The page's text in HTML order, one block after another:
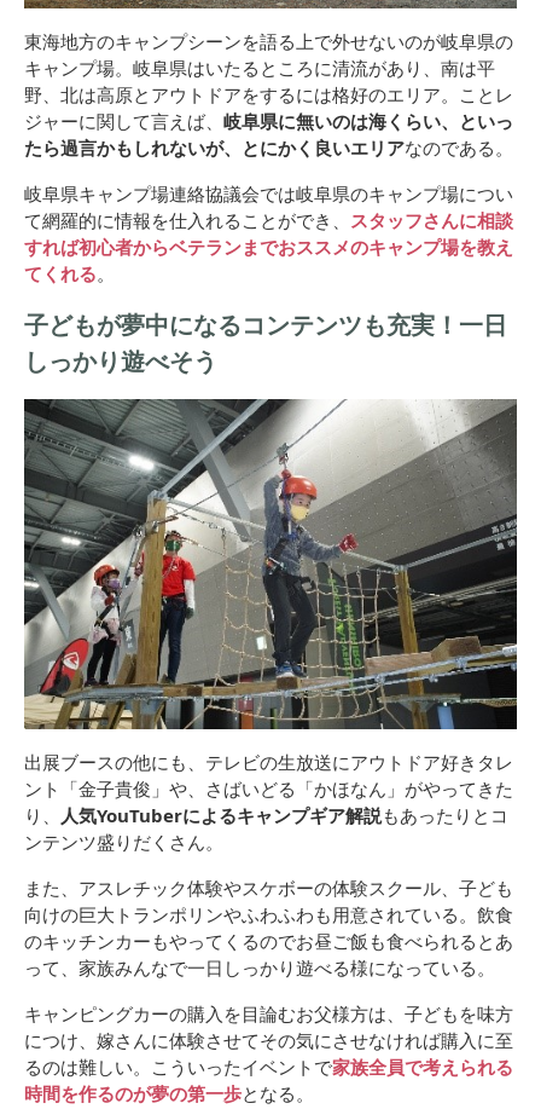
東海地方のキャンプシーンを語る上で外せないのが岐阜県の
キャンプ場。岐阜県はいたるところに清流があり、南は平
野、北は高原とアウトドアをするには格好のエリア。ことレ
ジャーに関して言えば、 岐阜県に無いのは海くらい、といっ
たら過言かもしれないが、とにかく良いエリアなのである。
岐阜県キャンプ場連絡協議会では岐阜県のキャンプ場につい
て網羅的に情報を仕入れることができ、 スタッフさんに相談
すれば初心者からベテランまでおススメのキャンプ場を教え
てくれる。
子どもが夢中になるコンテンツも充実！一日
しっかり遊べそう
出展ブースの他にも、テレビの生放送にアウトドア好きタレ
ント「金子貴俊」や、さばいどる「かほなん」がやってきた
り、
人気YouTuberによるキャンプギア解説もあったりとコ
ンテンツ盛りだくさん。
また、アスレチック体験やスケボーの体験スクール、子ども
向けの巨大トランポリンやふわふわも用意されている。飲食
のキッチンカーもやってくるのでお昼ご飯も食べられるとあ
って、家族みんなで一日しっかり遊べる様になっている。
キャンピングカーの購入を目論むお父様方は、子どもを味方
につけ、嫁さんに体験させてその気にさせなければ購入に至
るのは難しい。こういったイベントで家族全員で考えられる
時間を作るのが夢の第一歩となる。